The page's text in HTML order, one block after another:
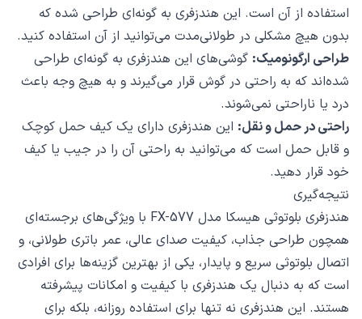
استفاده از آن است. این هندزفری به گونه‌ای طراحی شده که
بدون هیچ مشکلی در طولانی‌مدت می‌توانید از آن استفاده کنید.
طراحی ارگونومیک: گوشی‌های این هندزفری به گونه‌ای طراحی
شده‌اند که به راحتی در گوش قرار می‌گیرند و به هیچ وجه باعث
درد یا ناراحتی نمی‌شوند.
راحتی در حمل و نقل: این هندزفری دارای یک کیف حمل کوچک
و قابل حمل است که می‌توانید به راحتی آن را در جیب یا کیف
خود قرار دهید.
نتیجه‌گیری
هندزفری بلوتوثی هیسکا مدل FX-577 با ویژگی‌های برجسته‌ای
همچون طراحی جذاب، کیفیت صدای عالی، عمر باتری طولانی، و
اتصال بلوتوثی سریع و پایدار، یکی از بهترین گزینه‌ها برای افرادی
است که به دنبال یک هندزفری با کیفیت و امکانات پیشرفته
هستند. این هندزفری نه تنها برای استفاده روزانه، بلکه برای